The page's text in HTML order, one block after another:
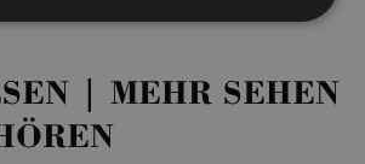
| MEHR SEHEN